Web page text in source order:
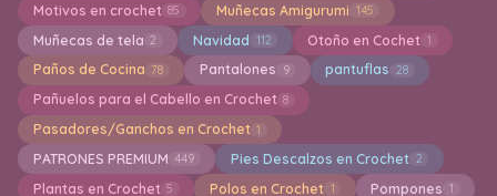
Motivos en crochet 85 Muñecas Amigurumi 145
Muñecas de tela 2 Navidad 112 Otoño en Cochet 1
Paños de Cocina 78 Pantalones 9 pantuflas 28
Pañuelos para el Cabello en Crochet 8
Pasadores/Ganchos en Crochet 1
PATRONES PREMIUM 449 Pies Descalzos en Crochet 2
Plantas en Crochet 5 Polos en Crochet 1 Pompones 1